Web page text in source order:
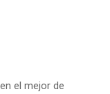
el mejor de